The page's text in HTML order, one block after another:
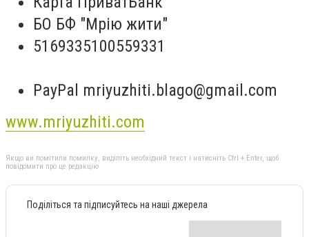
БО БФ "Мрію жити"
5169335100559331
PayPal mriyuzhiti.blago@gmail.com
www.mriyuzhiti.com
Якщо ви помітили помилку, виділіть необхідний текст і натисніть Ctrl + Enter, щоб
повідомити про це редакцію
Поділіться та підписуйтесь на наші джерела